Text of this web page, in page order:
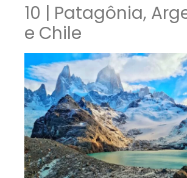
10 | Patagônia,
e Chile